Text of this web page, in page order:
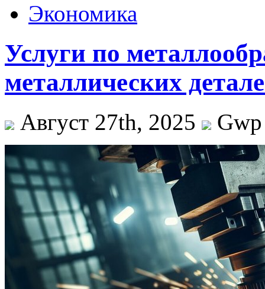
Экономика
Услуги по
металлических
Август 27th, 2025 Gwp